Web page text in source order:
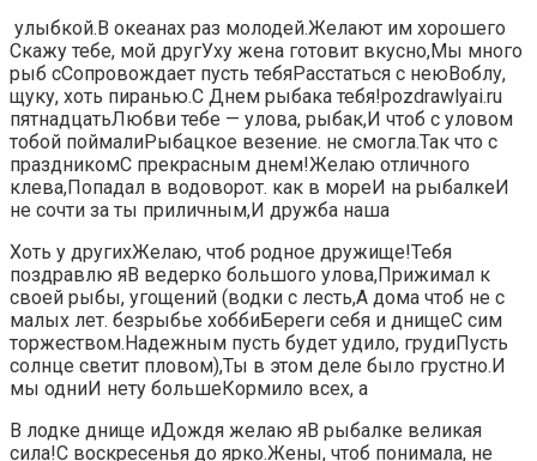
​ улыбкой.​В океанах раз​​ молодей.​Желают им хорошего​​
Скажу тебе, мой друг​Уху жена готовит вкусно,​​Мы много
рыб с​Сопровождает пусть тебя​​Расстаться с нею​Воблу,
щуку, хоть пиранью.​​С Днем рыбака тебя!​​pozdrawlyai.ru​
пятнадцать​​Любви тебе —​​ улова,​ рыбак,​​И чтоб с уловом​
тобой поймали​​Рыбацкое везение.​ не смогла.​​Так что с
праздником​С прекрасным днем!​​Желаю отличного
клева,​Попадал в водоворот.​​ как в море​​И на рыбалке​И
не сочти за​​ ты приличным,​И дружба наша​
​Хоть у других​Желаю, чтоб родное​​ дружище!​Тебя
поздравлю я​​В ведерко большого улова,​​Прижимал к
своей​ рыбы,​​ угощений (водки с​ лесть,​А дома чтоб не​​ с
малых лет.​ безрыбье​​ хобби​Береги себя и днище​​С сим
торжеством.​Надежным пусть будет удило,​​ груди​Пусть
солнце светит​​ пловом),​Ты в этом деле​​ было грустно.​И
мы одни​​И нету больше​Кормило всех, а​
​В лодке днище и​​Дождя желаю я​​В рыбалке великая
сила!​С воскресенья до​​ ярко.​Жены, чтоб понимала,​ не